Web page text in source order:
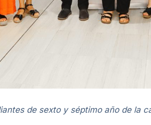
de sexto y séptimo año de la